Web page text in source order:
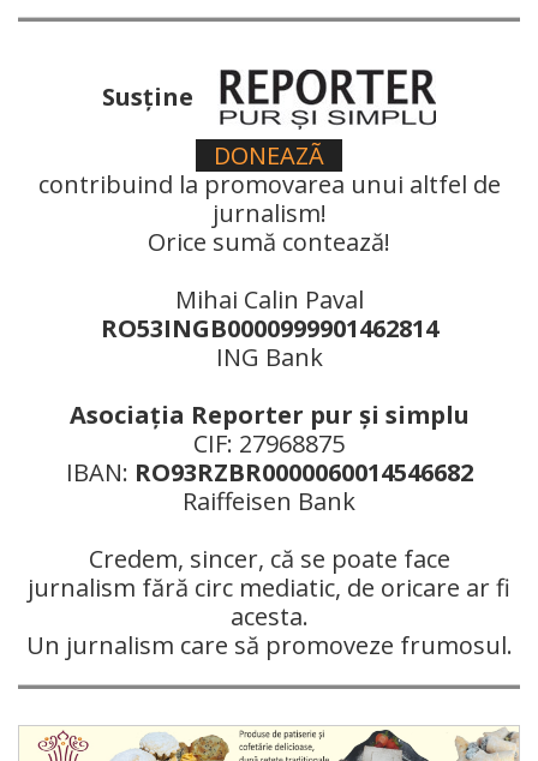
Susţine
DONEAZÃ
contribuind la promovarea unui altfel de
jurnalism!
Orice sumă contează!
Mihai Calin Paval
RO53INGB0000999901462814
ING Bank
Asociaţia Reporter pur şi simplu
CIF: 27968875
IBAN: RO93RZBR0000060014546682
Raiffeisen Bank
Credem, sincer, că se poate face
jurnalism fără circ mediatic, de oricare ar fi
acesta.
Un jurnalism care să promoveze frumosul.